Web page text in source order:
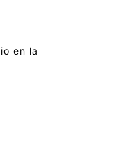
en la